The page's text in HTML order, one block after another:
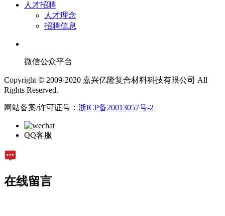
人才招聘
人才理念
招聘信息
微信公众平台
Copyright © 2009-2020 嘉兴亿隆复合材料科技有限公司 All
Rights Reserved.
网站备案/许可证号： 浙ICP备20013057号-2
QQ客服
在线留言